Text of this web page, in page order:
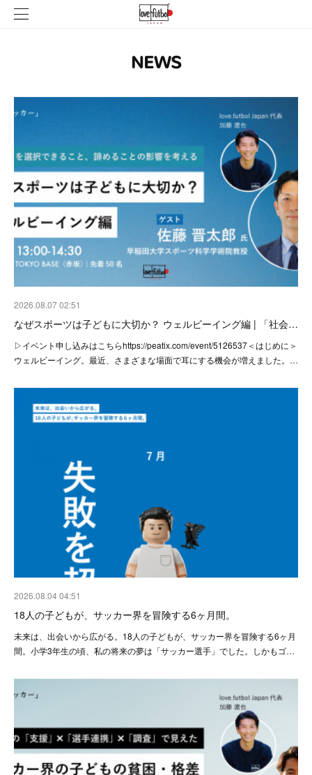
NEWS
2026.08.07 02:51
なぜスポーツは子どもに大切か？ ウェルビーイング編 | 「社会…
▷イベント申し込みはこちらhttps://peatix.com/event/5126537＜はじめに＞
ウェルビーイング。最近、さまざまな場面で耳にする機会が増えました。…
2026.08.04 04:51
18人の子どもが、サッカー界を冒険する6ヶ月間。
未来は、出会いから広がる。18人の子どもが、サッカー界を冒険する6ヶ月
間。小学3年生の頃、私の将来の夢は「サッカー選手」でした。しかもゴ…